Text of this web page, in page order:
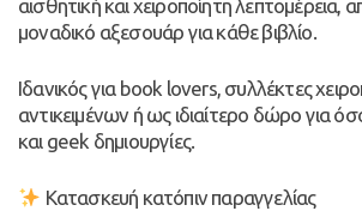
αισθητική και χειροποίητη λεπτομέρεια,
μοναδικό αξεσουάρ για κάθε βιβλίο.
Ιδανικός για book lovers, συλλέκτες
αντικειμένων ή ως ιδιαίτερο δώρο για
και geek δημιουργίες.
Κατασκευή κατόπιν παραγγελίας